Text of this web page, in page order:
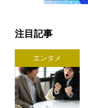
注目記事
エンタメ